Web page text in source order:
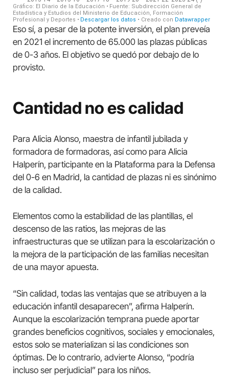
Eso sí, a pesar de la potente inversión, el plan preveía
en 2021 el incremento de 65.000 las plazas públicas
de 0-3 años. El objetivo se quedó por debajo de lo
provisto.
Cantidad no es calidad
Para Alicia Alonso, maestra de infantil jubilada y
formadora de formadoras, así como para Alicia
Halperín, participante en la Plataforma para la Defensa
del 0-6 en Madrid, la cantidad de plazas ni es sinónimo
de la calidad.
Elementos como la estabilidad de las plantillas, el
descenso de las ratios, las mejoras de las
infraestructuras que se utilizan para la escolarización o
la mejora de la participación de las familias necesitan
de una mayor apuesta.
“Sin calidad, todas las ventajas que se atribuyen a la
educación infantil desaparecen”, afirma Halperín.
Aunque la escolarización temprana puede aportar
grandes beneficios cognitivos, sociales y emocionales,
estos solo se materializan si las condiciones son
óptimas. De lo contrario, advierte Alonso, “podría
incluso ser perjudicial” para los niños.